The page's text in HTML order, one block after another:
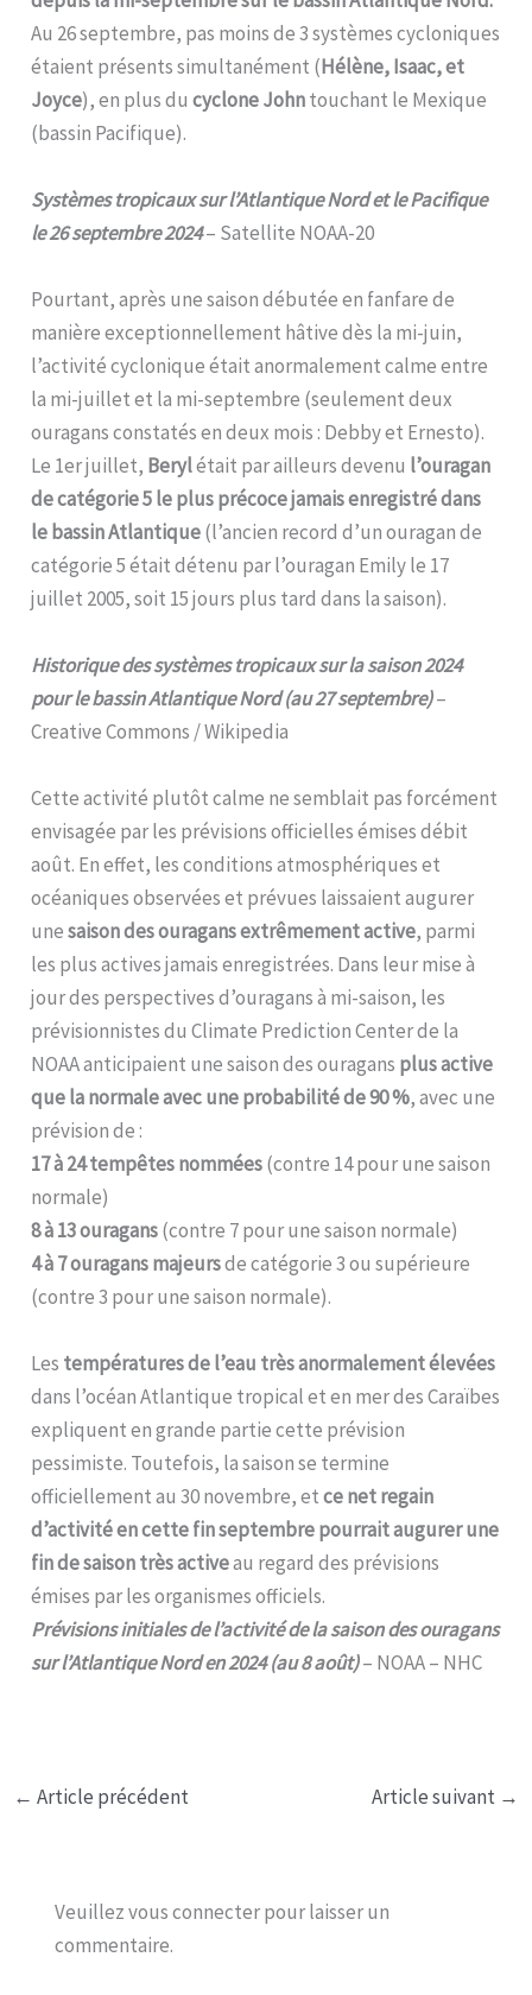
Au 26 septembre, pas moins de 3 systèmes cycloniques
étaient présents simultanément (Hélène, Isaac, et
Joyce), en plus ducyclone Johntouchant le Mexique
(bassin Pacifique).
Systèmes tropicaux sur l’Atlantique Nord et le Pacifique
le 26 septembre 2024– Satellite NOAA-20
Pourtant, après une saison débutée en fanfare de
manière exceptionnellement hâtive dès la mi-juin,
l’activité cyclonique était anormalement calme entre
la mi-juillet et la mi-septembre (seulement deux
ouragans constatés en deux mois : Debby et Ernesto).
Le 1er juillet, Berylétait par ailleurs devenu l’ouragan
de catégorie 5 le plus précoce jamais enregistré dans
le bassin Atlantique(l’ancien record d’un ouragan de
catégorie 5 était détenu par l’ouragan Emily le 17
juillet 2005, soit 15 jours plus tard dans la saison).
Historique des systèmes tropicaux sur la saison 2024
pour le bassin Atlantique Nord (au 27 septembre)–
Creative Commons / Wikipedia
Cette activité plutôt calme ne semblait pas forcément
envisagée par les prévisions officielles émises débit
août. En effet, les conditions atmosphériques et
océaniques observées et prévues laissaient augurer
unesaison des ouragans extrêmement active, parmi
les plus actives jamais enregistrées. Dans leur mise à
jour des perspectives d’ouragans à mi-saison, les
prévisionnistes du Climate Prediction Center de la
NOAA anticipaient une saison des ouragans plus active
que la normale avec une probabilité de 90 %, avec une
prévision de :
17 à 24 tempêtes nommées(contre 14 pour une saison
normale)
8 à 13 ouragans(contre 7 pour une saison normale)
4 à 7 ouragans majeursde catégorie 3 ou supérieure
(contre 3 pour une saison normale).
Les températures de l’eau très anormalement élevées
dans l’océan Atlantique tropical et en mer des Caraïbes
expliquent en grande partie cette prévision
pessimiste. Toutefois, la saison se termine
officiellement au 30 novembre, etce net regain
d’activité en cette fin septembre pourrait augurer une
fin de saison très activeau regard des prévisions
émises par les organismes officiels.
Prévisions initiales de l’activité de la saison des ouragans
sur l’Atlantique Nord en 2024 (au 8 août)– NOAA – NHC
← Article précédent Article suivant →
Veuillez vous connecter pour laisser un
commentaire.